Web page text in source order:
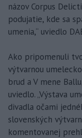
názov Corpus
podujatie, kde sa
umenia,“ uviedlo
Ako pripomenuli
výtvarnou
brud a V mene
uviedlo. „Výstava
divadla očami
slovenských
komentovanej